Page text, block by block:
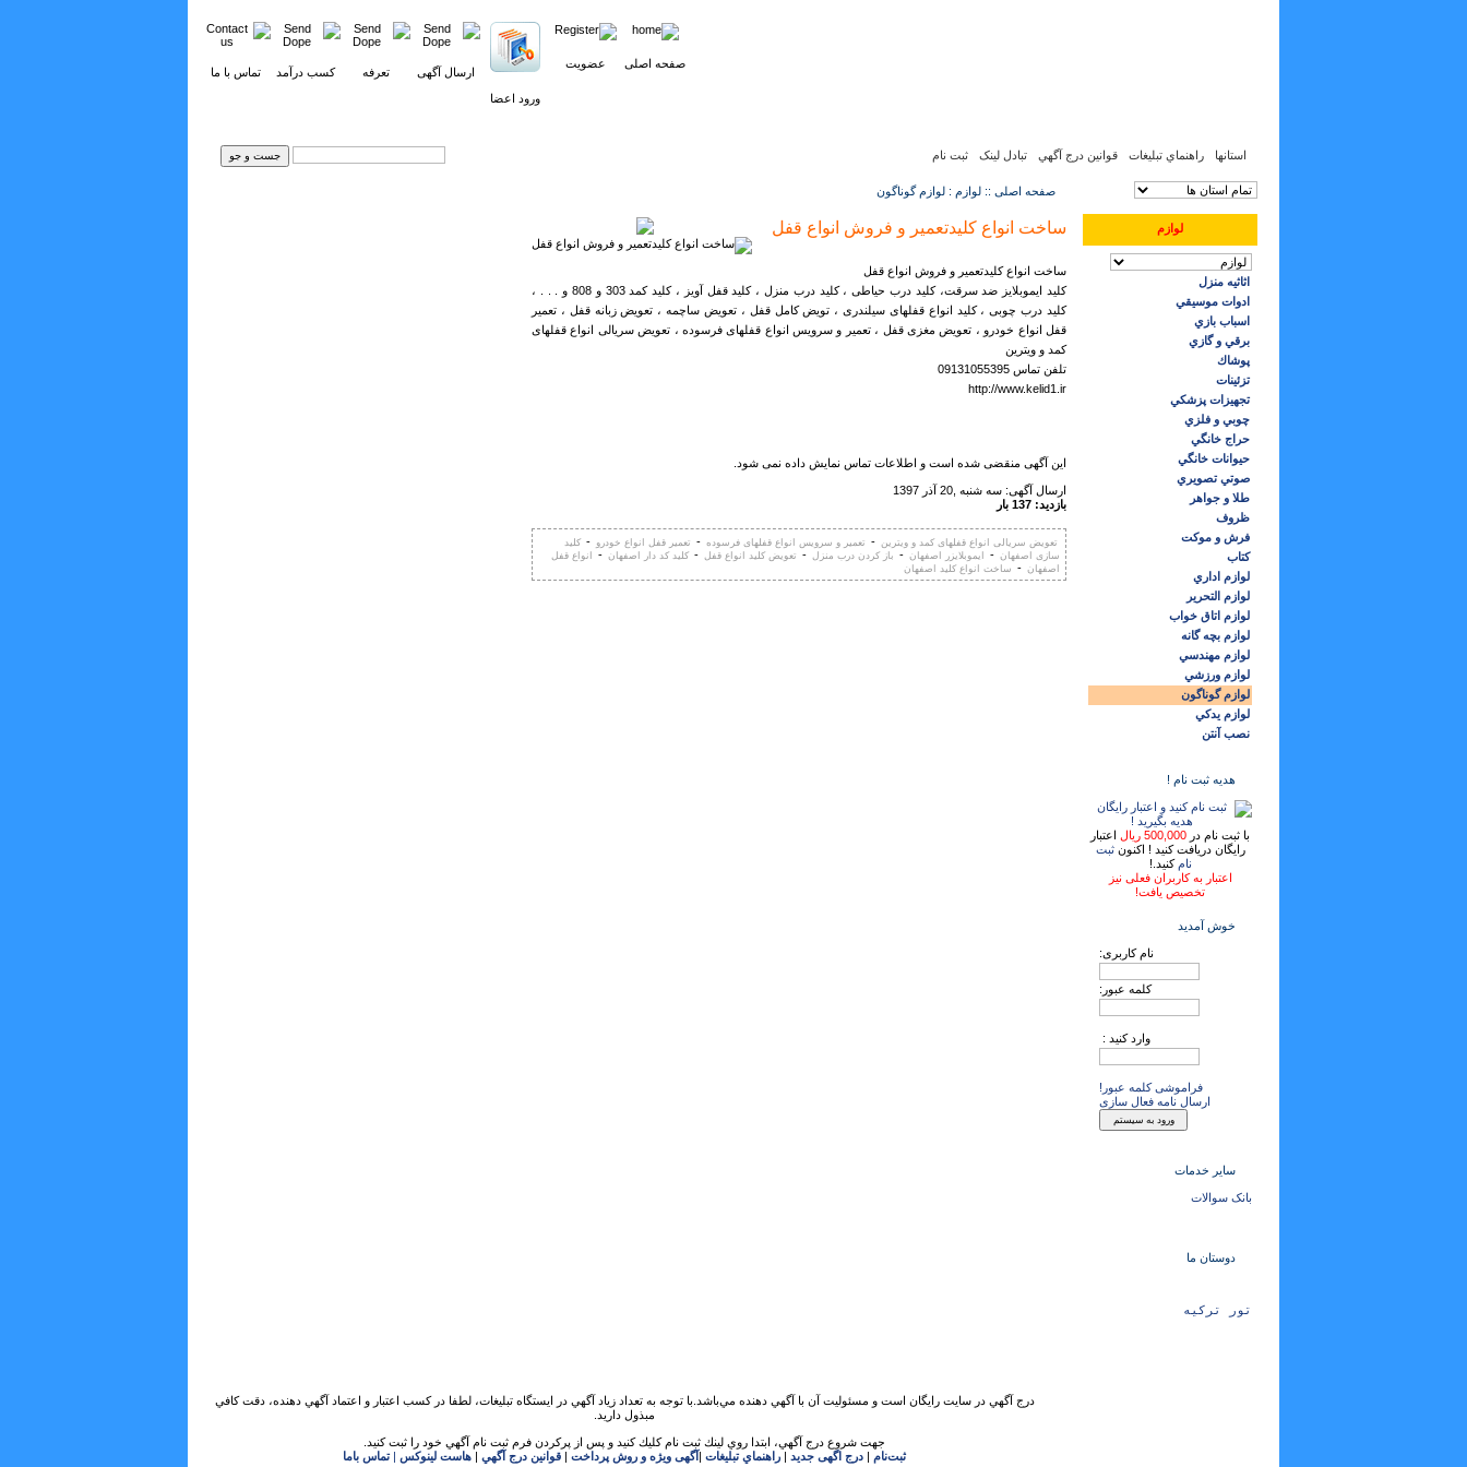
صفحه اصلی عضویت
ورود اعضا
ارسال آگهی تعرفه کسب درآمد تماس با ما
استانها راهنماي تبليغات قوانين درج آگهي تبادل لینک ثبت نام
لوازم
اثاثيه منزل
ادوات موسيقي
اسباب بازي
برقي و گازي
پوشاك
تزئينات
تجهيزات پزشكي
چوبي و فلزي
حراج خانگي
حيوانات خانگي
صوتي تصويري
طلا و جواهر
ظروف
فرش و موكت
كتاب
لوازم اداري
لوازم التحرير
لوازم اتاق خواب
لوازم بچه گانه
لوازم مهندسي
لوازم ورزشي
لوازم گوناگون
لوازم يدكي
نصب آنتن
هدیه ثبت نام !
با ثبت نام در 500,000 ریال
اعتبار
رایگان دریافت کنید ! اکنونثبت
نام کنید.!
اعتبار به کاربران فعلی نیز
تخصیص یافت!
خوش آمدید
نام کاربری:
کلمه عبور:
وارد کنید :
فراموشی کلمه عبور!
ارسال نامه فعال سازی
سایر خدمات
بانک سوالات
دوستان ما
تور ترکیه
صفحه اصلی :: لوازم : لوازم گوناگون
ساخت انواع کلیدتعمیر و فروش انواع قفل
ساخت انواع کلیدتعمیر و فروش انواع قفل
کلید ایموبلایز ضد سرقت، کلید درب حیاطی ، کلید درب منزل ، کلید قفل آویز ، کلید کمد 303 و 808 و . . . ،
کلید درب چوبی ، کلید انواع قفلهای سیلندری ، تویض کامل قفل ، تعویض ساچمه ، تعویض زبانه قفل ، تعمیر
قفل انواع خودرو ، تعویض مغزی قفل ، تعمیر و سرویس انواع قفلهای فرسوده ، تعویض سریالی انواع قفلهای
کمد و ویترین
تلفن تماس 09131055395
http://www.kelid1.ir
این آگهی منقضی شده است و اطلاعات تماس نمایش داده نمی شود.
ارسال آگهی: سه شنبه ,20 آذر 1397
بازدید: 137 بار
تعویض سریالی انواع قفلهای کمد و ویترین - تعمیر و سرویس انواع قفلهای فرسوده - تعمیر قفل انواع خودرو - کلید
سازی اصفهان - ایموبلایزر اصفهان - باز کردن درب منزل - تعویض کلید انواع قفل - کلید کد دار اصفهان -
انواع قفل
اصفهان - ساخت انواع کلید اصفهان
درج آگهي در سايت رايگان است و مسئوليت آن با آگهي دهنده مي‌باشد.با توجه به تعداد زياد آگهي در ايستگاه تبلیغات، لطفا در كسب اعتبار و اعتماد آگهي دهنده، دقت كافي
مبذول داريد.
جهت شروع درج آگهي، ابتدا روي لينك ثبت نام كليك كنيد و پس از پركردن فرم ثبت نام آگهي خود را ثبت كنيد.
ثبت‌نام | درج اگهی جدید | راهنماي تبليغات |آگهی ویژه و روش پرداخت | قوانين درج آگهي | هاست لینوکس |تماس باما